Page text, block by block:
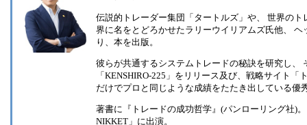
伝説的トレーダー集団「タートルズ」や、 世界の
界に名をとどろかせたラリーウイリアムズ氏他、
り、本を出版。
彼らが共通するシステムトレードの秘訣を研究し、
「KENSHIRO-225」をリリース及び、戦略サイト
だけでプロと同じような成績をたたき出している
著書に『トレードの成功哲学』(パンローリング社)
NIKKET」に出演。